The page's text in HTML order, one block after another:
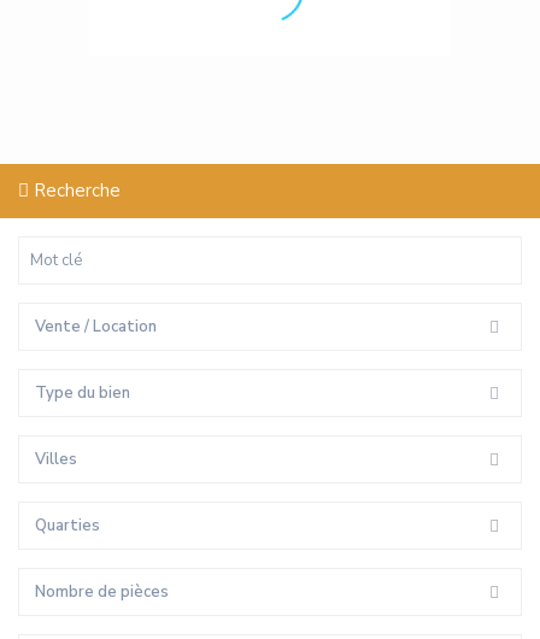
Recherche
Vente / Location
Type du bien
Villes
Quarties
Nombre de pièces